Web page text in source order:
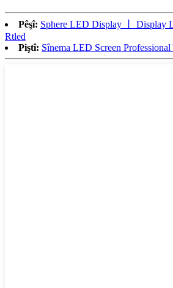
Pêşî: Sphere LED Display 丨 Display
Rtled
Piştî: Sînema LED Screen